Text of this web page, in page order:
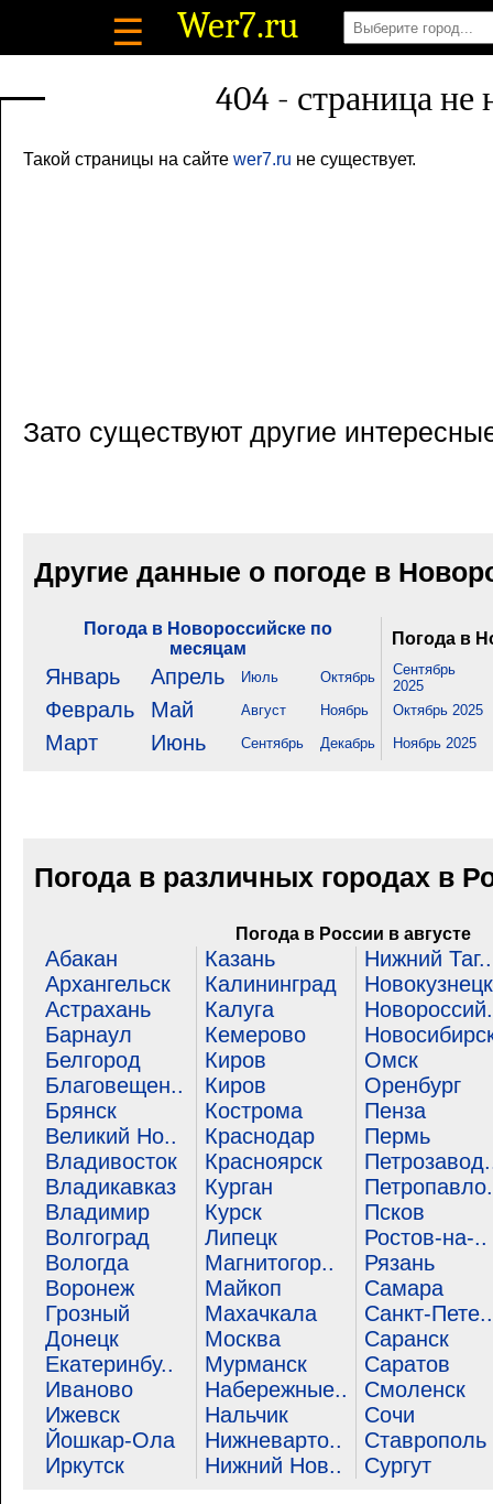
☰ Wer7.ru
404 - страница не
Такой страницы на сайте wer7.ru не существует.
Зато существуют другие
Другие данные о погоде в
Погода в Новороссийске по
месяцам
Погода в
Январь Апрель Июль Октябрь
Сентябрь
2025
Февраль Май Август Ноябрь Октябрь 2025
Март Июнь Сентябрь Декабрь Ноябрь 2025
Погода в различных городах в
Погода в России в августе
Абакан
Архангельск
Астрахань
Барнаул
Белгород
Благовещен..
Брянск
Великий Но..
Владивосток
Владикавказ
Владимир
Волгоград
Вологда
Воронеж
Грозный
Донецк
Екатеринбу..
Иваново
Ижевск
Йошкар-Ола
Иркутск
Казань
Калининград
Калуга
Кемерово
Киров
Киров
Кострома
Краснодар
Красноярск
Курган
Курск
Липецк
Магнитогор..
Майкоп
Махачкала
Москва
Мурманск
Набережные..
Нальчик
Нижневарто..
Нижний Нов..
Нижний Таг..
Новокузнецк
Омск
Оренбург
Пенза
Пермь
Псков
Ростов-на-..
Рязань
Самара
Санкт-Пете..
Саранск
Саратов
Смоленск
Сочи
Ставрополь
Сургут